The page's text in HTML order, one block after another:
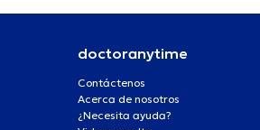
doctoranytime
Contáctenos
Acerca de nosotros
¿Necesita ayuda?